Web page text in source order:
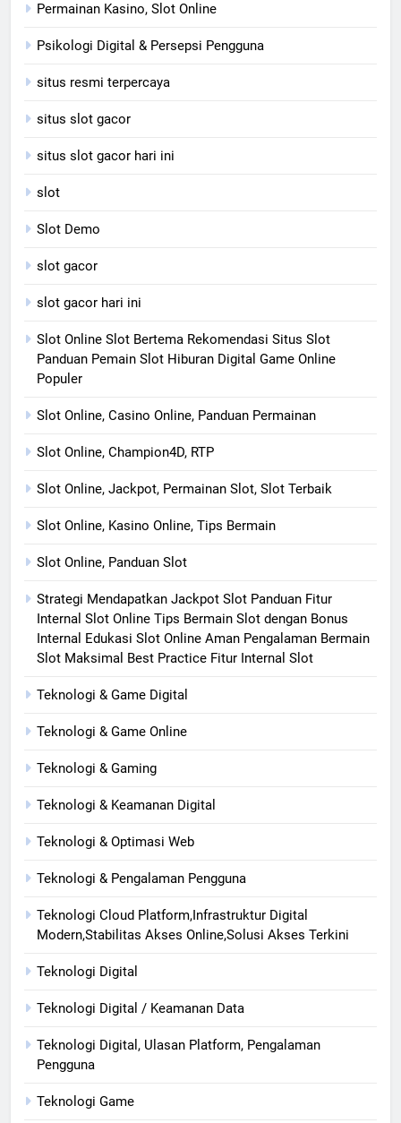
Permainan Kasino, Slot Online
Psikologi Digital & Persepsi Pengguna
situs resmi terpercaya
situs slot gacor
situs slot gacor hari ini
slot
Slot Demo
slot gacor
slot gacor hari ini
Slot Online Slot Bertema Rekomendasi Situs Slot
Panduan Pemain Slot Hiburan Digital Game Online
Populer
Slot Online, Casino Online, Panduan Permainan
Slot Online, Champion4D, RTP
Slot Online, Jackpot, Permainan Slot, Slot Terbaik
Slot Online, Kasino Online, Tips Bermain
Slot Online, Panduan Slot
Strategi Mendapatkan Jackpot Slot Panduan Fitur
Internal Slot Online Tips Bermain Slot dengan Bonus
Internal Edukasi Slot Online Aman Pengalaman Bermain
Slot Maksimal Best Practice Fitur Internal Slot
Teknologi & Game Digital
Teknologi & Game Online
Teknologi & Gaming
Teknologi & Keamanan Digital
Teknologi & Optimasi Web
Teknologi & Pengalaman Pengguna
Teknologi Cloud Platform,Infrastruktur Digital
Modern,Stabilitas Akses Online,Solusi Akses Terkini
Teknologi Digital
Teknologi Digital / Keamanan Data
Teknologi Digital, Ulasan Platform, Pengalaman
Pengguna
Teknologi Game